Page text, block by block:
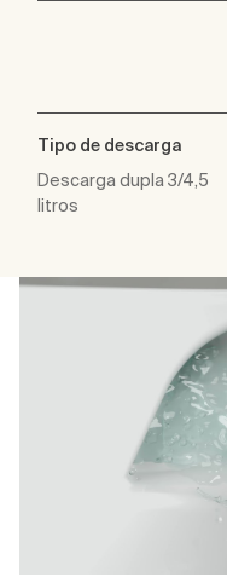
Tipo de descarga
Descarga dupla 3/4,5
litros